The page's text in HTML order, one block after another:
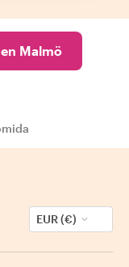
Malmö
EUR (€)